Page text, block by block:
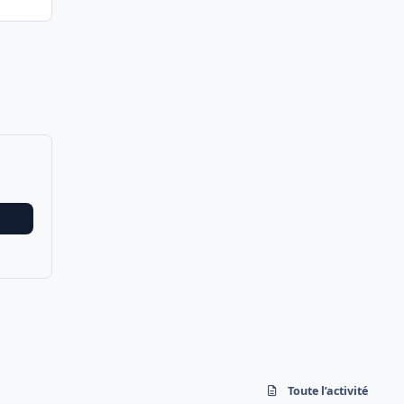
Toute l’activité